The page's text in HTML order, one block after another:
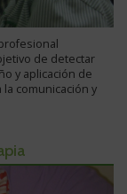
de detectar
y aplicación de
comunicación y